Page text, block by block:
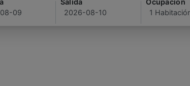
Salida Ocupacion